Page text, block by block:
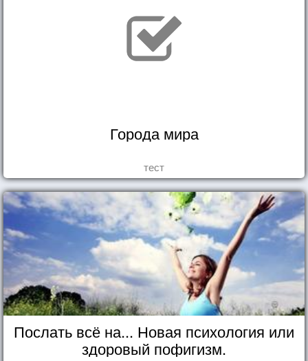
Города мира
тест
Послать всё на... Новая психология или
здоровый пофигизм.